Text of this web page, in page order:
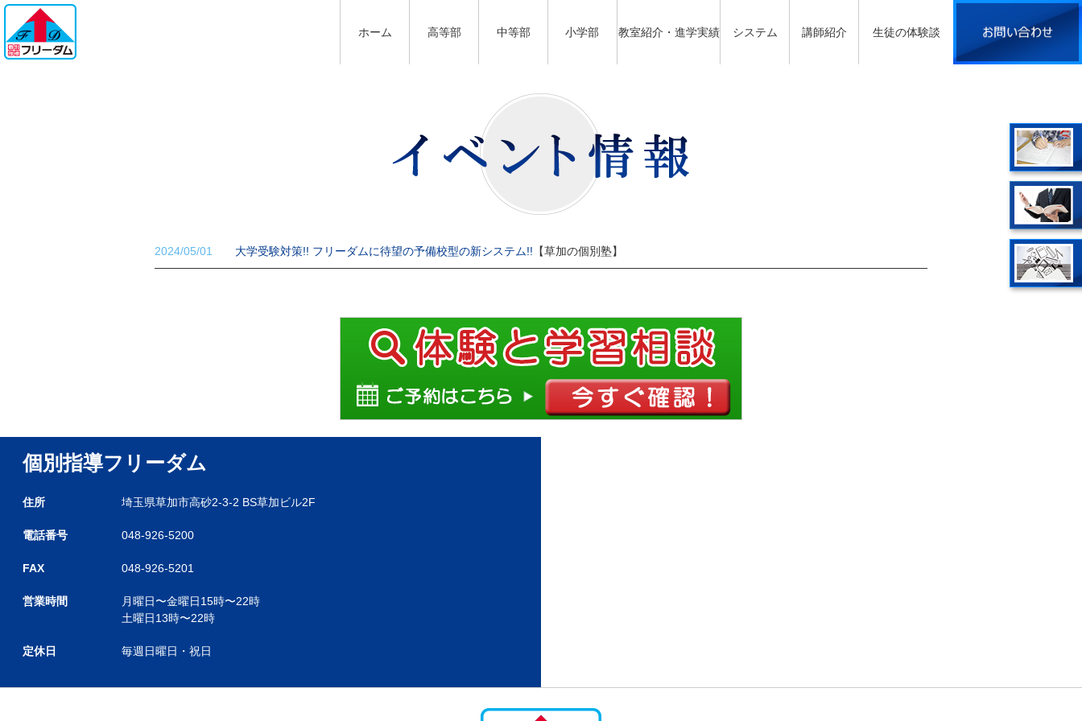
生徒の体験談
講師紹介
システム
教室紹介・進学実績
小学部
中等部
高等部
ホーム
2024/05/01 大学受験対策!! フリーダムに待望の予備校型の新システム!! 【草加の個別塾】
個別指導フリーダム
住所 埼玉県草加市高砂2-3-2 BS草加ビル2F
電話番号 048-926-5200
FAX 048-926-5201
営業時間 月曜日〜金曜日15時〜22時
土曜日13時〜22時
定休日 毎週日曜日・祝日